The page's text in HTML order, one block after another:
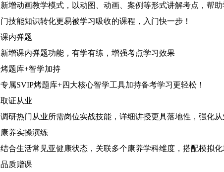
新增动画教学模式，以动图、动画、案例等形式讲解考点，帮
门技能知识转化更易被学习吸收的课程，入门快一步！
课内弹题
新增课内弹题功能，有学有练，增强考点学习效果
烤题库+智学加持
专属SVIP烤题库+四大核心智学工具加持备考学习更轻松！
取证从业
调研热门从业所需岗位实战技能，详细讲授更具落地性，强化从
康养实操演练
结合生活常见亚健康状态，关联多个康养学科维度，搭配模拟
品质赠课